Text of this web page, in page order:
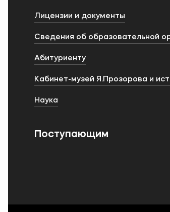
Лицензии и документы
Сведения об образовательной
Абитуриенту
Кабинет-музей Я.Прозорова и
Наука
Поступающим